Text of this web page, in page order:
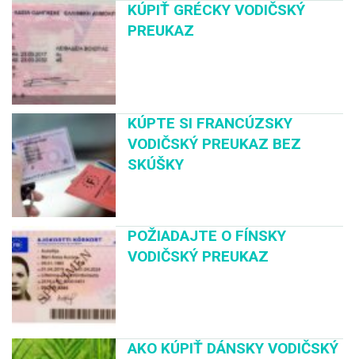
KÚPIŤ GRÉCKY VODIČSKÝ
PREUKAZ
KÚPTE SI FRANCÚZSKY
VODIČSKÝ PREUKAZ BEZ
SKÚŠKY
POŽIADAJTE O FÍNSKY
VODIČSKÝ PREUKAZ
AKO KÚPIŤ DÁNSKY VODIČSKÝ